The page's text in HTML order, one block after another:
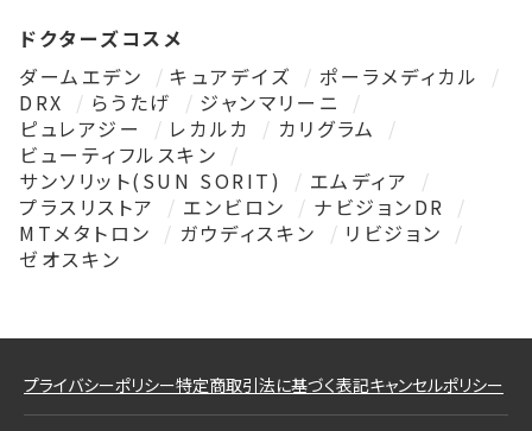
ドクターズコスメ
ダームエデン
キュアデイズ
ポーラメディカル
DRX
らうたげ
ジャンマリーニ
ピュレアジー
レカルカ
カリグラム
ビューティフルスキン
サンソリット(SUN SORIT)
エムディア
プラスリストア
エンビロン
ナビジョンDR
MTメタトロン
ガウディスキン
リビジョン
ゼオスキン
プライバシーポリシー特定商取引法に基づく表記キャンセルポリシー